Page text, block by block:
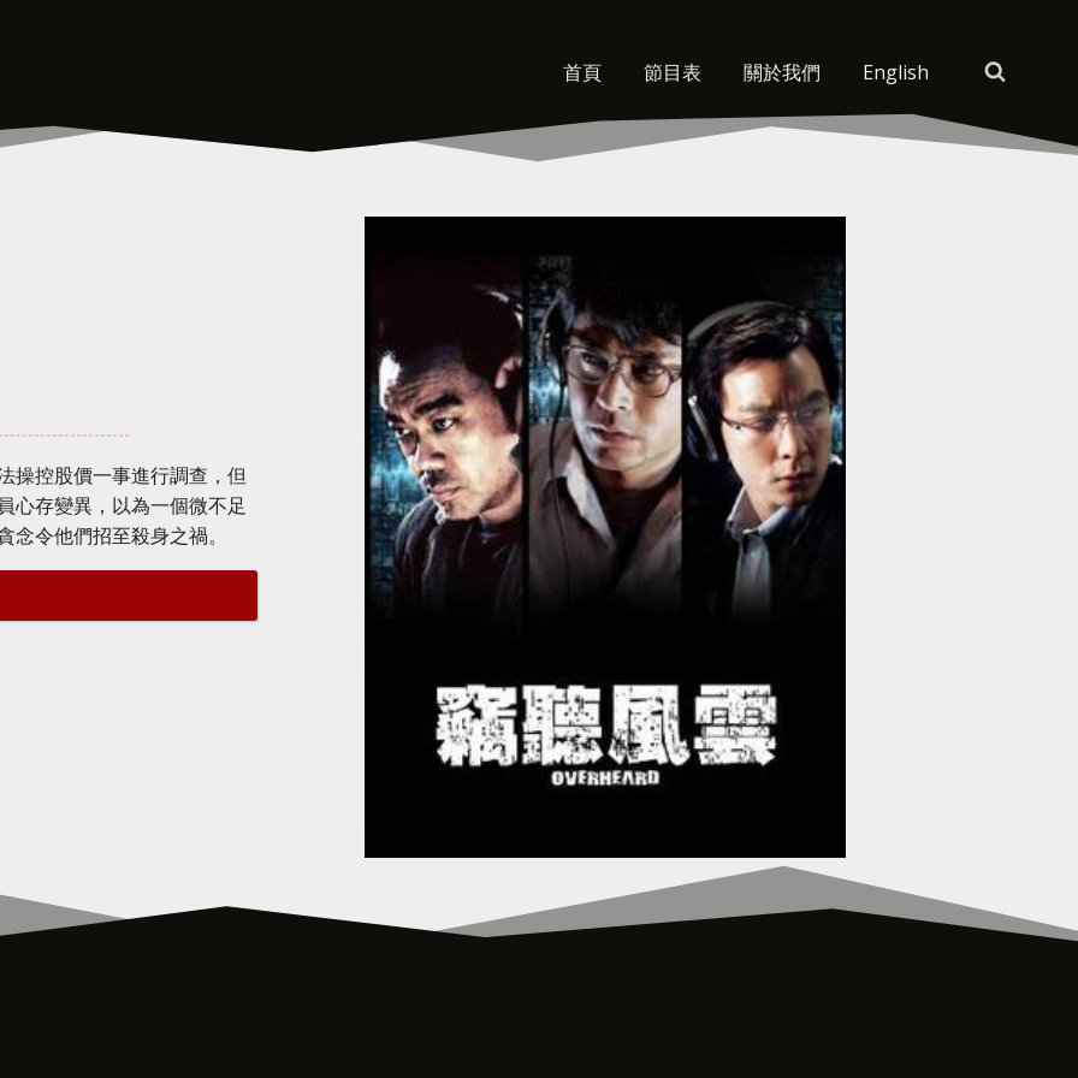
首頁 節目表 關於我們 English
操控股價一事進行調查，但
心存變異，以為一個微不足
令他們招至殺身之禍。